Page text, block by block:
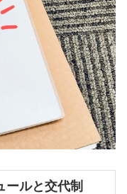
ールと交代制